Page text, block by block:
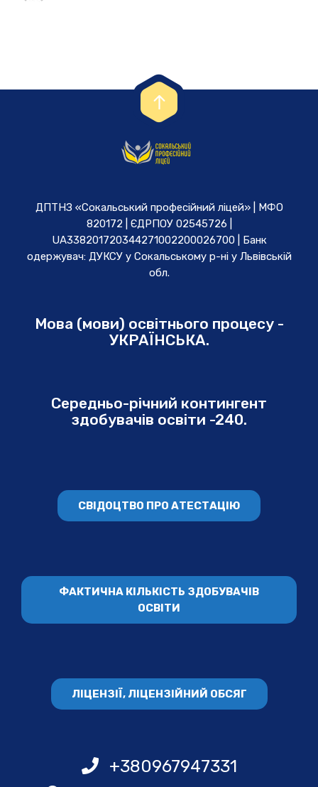
ДПТНЗ «Сокальський професійний ліцей» | МФО
820172 | ЄДРПОУ 02545726 |
UA338201720344271002200026700 | Банк
одержувач: ДУКСУ у Cокальському р-ні у Львівській
обл.
Мова (мови) освітнього процесу -
УКРАЇНСЬКА.
Середньо-річний контингент
здобувачів освіти -240.
СВІДОЦТВО ПРО АТЕСТАЦІЮ
ФАКТИЧНА КІЛЬКІСТЬ ЗДОБУВАЧІВ
ОСВІТИ
ЛІЦЕНЗІЇ, ЛІЦЕНЗІЙНИЙ ОБСЯГ
+380967947331